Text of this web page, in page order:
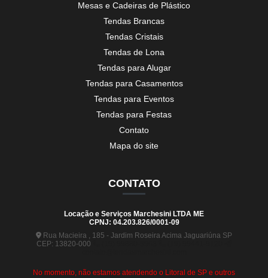
Mesas e Cadeiras de Plástico
Tendas Brancas
Tendas Cristais
Tendas de Lona
Tendas para Alugar
Tendas para Casamentos
Tendas para Eventos
Tendas para Festas
Contato
Mapa do site
CONTATO
Locação e Serviços Marchesini LTDA ME
CPNJ: 04.203.826/0001-09
Rua Macieira , 185 - Jardim Roseira Acima Jaguariúna SP
CEP: 13820-000
No momento, não estamos atendendo o Litoral de SP e outros